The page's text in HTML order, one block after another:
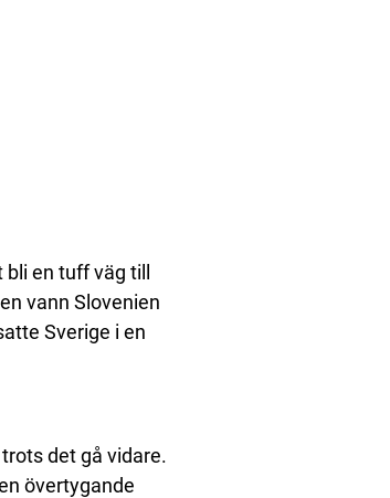
bli en tuff väg till
vann Slovenien
Sverige i en
det gå vidare.
övertygande